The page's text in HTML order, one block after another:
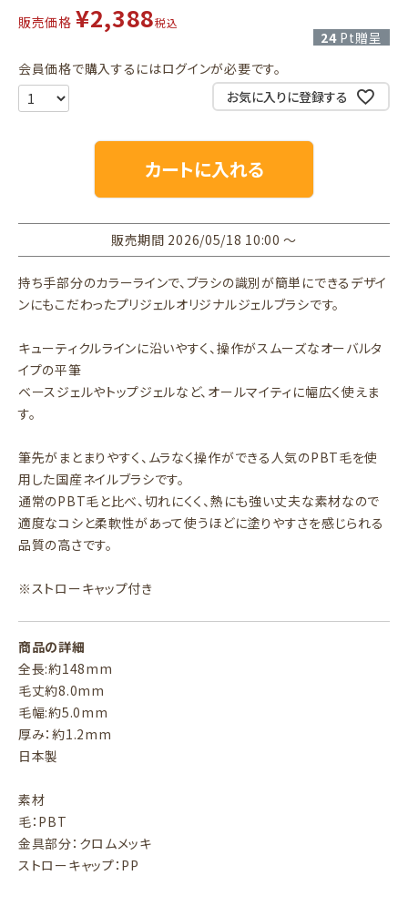
販売価格 ¥2,388税込
24 Pt贈呈
会員価格で購入するにはログインが必要です。
お気に入りに登録する
カートに入れる
販売期間 2026/05/18 10:00〜
持ち手部分のカラーラインで、ブラシの識別が簡単にできるデザイ
ンにもこだわったプリジェルオリジナルジェルブラシです。
キューティクルラインに沿いやすく、操作がスムーズなオーバルタ
イプの平筆
ベースジェルやトップジェルなど、オールマイティに幅広く使えま
す。
筆先がまとまりやすく、ムラなく操作ができる人気のPBT毛を使
用した国産ネイルブラシです。
通常のPBT毛と比べ、切れにくく、熱にも強い丈夫な素材なので
適度なコシと柔軟性があって使うほどに塗りやすさを感じられる
品質の高さです。
※ストローキャップ付き
商品の詳細
全長:約148mm
毛丈約8.0mm
毛幅:約5.0mm
厚み：約1.2mm
日本製
素材
毛：PBT
金具部分：クロムメッキ
ストローキャップ：PP